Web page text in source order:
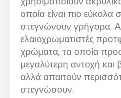
οποία είναι πιο εύκολα
στεγνώνουν γρήγορα.
ελαιοχρωματιστές
χρώματα, τα οποία
μεγαλύτερη αντοχή
αλλά απαιτούν
στεγνώσουν.